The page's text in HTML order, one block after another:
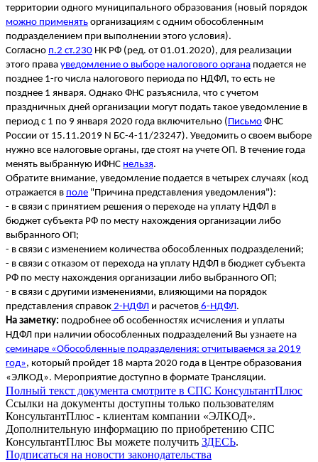
территории одного муниципального образования (новый порядок
можно применять организациям с одним обособленным
подразделением при выполнении этого условия).
Согласно п.2 ст.230 НК РФ (ред. от 01.01.2020), для реализации
этого права уведомление о выборе налогового органа подается не
позднее 1-го числа налогового периода по НДФЛ, то есть не
позднее 1 января. Однако ФНС разъяснила, что с учетом
праздничных дней организации могут подать такое уведомление в
период с 1 по 9 января 2020 года включительно (Письмо ФНС
России от 15.11.2019 N БС-4-11/23247). Уведомить о своем выборе
нужно все налоговые органы, где стоят на учете ОП. В течение года
менять выбранную ИФНС нельзя.
Обратите внимание, уведомление подается в четырех случаях (код
отражается в поле "Причина представления уведомления"):
- в связи с принятием решения о переходе на уплату НДФЛ в
бюджет субъекта РФ по месту нахождения организации либо
выбранного ОП;
- в связи с изменением количества обособленных подразделений;
- в связи с отказом от перехода на уплату НДФЛ в бюджет субъекта
РФ по месту нахождения организации либо выбранного ОП;
- в связи с другими изменениями, влияющими на порядок
представления справок 2-НДФЛ и расчетов 6-НДФЛ.
На заметку: подробнее об особенностях исчисления и уплаты
НДФЛ при наличии обособленных подразделений Вы узнаете на
семинаре «Обособленные подразделения: отчитываемся за 2019
год», который пройдет 18 марта 2020 года в Центре образования
«ЭЛКОД». Мероприятие доступно в формате Трансляции.
Полный текст документа смотрите в СПС КонсультантПлюс
Ссылки на документы доступны только пользователям
КонсультантПлюс - клиентам компании «ЭЛКОД».
Дополнительную информацию по приобретению СПС
КонсультантПлюс Вы можете получить ЗДЕСЬ.
Подписаться на новости законодательства